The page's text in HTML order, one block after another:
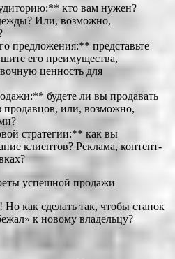
кто вам нужен?
Или, возможно,
предложения:** представьте
его преимущества,
ценность для
будете ли вы продавать
продавцов, или, возможно,
стратегии:** как вы
клиентов? Реклама, контент-
успешной продажи
как сделать так, чтобы станок
к новому владельцу?